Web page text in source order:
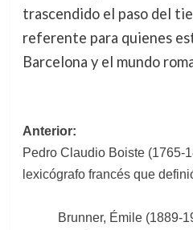
trascendido el paso del
referente para quienes
Barcelona y el mundo
Navegación
de
Anterior:
Pedro Claudio Boiste (1765-
lexicógrafo francés que
Brunner, Émile (1889-